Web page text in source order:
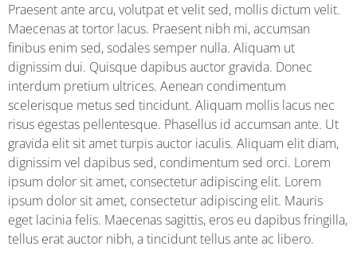
Praesent ante arcu, volutpat et velit sed, mollis dictum velit.
Maecenas at tortor lacus. Praesent nibh mi, accumsan
finibus enim sed, sodales semper nulla. Aliquam ut
dignissim dui. Quisque dapibus auctor gravida. Donec
interdum pretium ultrices. Aenean condimentum
scelerisque metus sed tincidunt. Aliquam mollis lacus nec
risus egestas pellentesque. Phasellus id accumsan ante. Ut
gravida elit sit amet turpis auctor iaculis. Aliquam elit diam,
dignissim vel dapibus sed, condimentum sed orci. Lorem
ipsum dolor sit amet, consectetur adipiscing elit. Lorem
ipsum dolor sit amet, consectetur adipiscing elit. Mauris
eget lacinia felis. Maecenas sagittis, eros eu dapibus fringilla,
tellus erat auctor nibh, a tincidunt tellus ante ac libero.